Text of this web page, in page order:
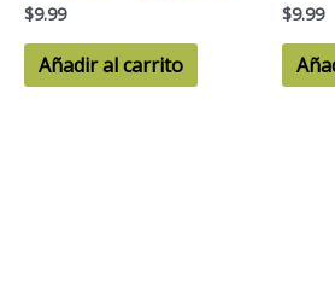
$9.99
Añadir al carrito
$9.99